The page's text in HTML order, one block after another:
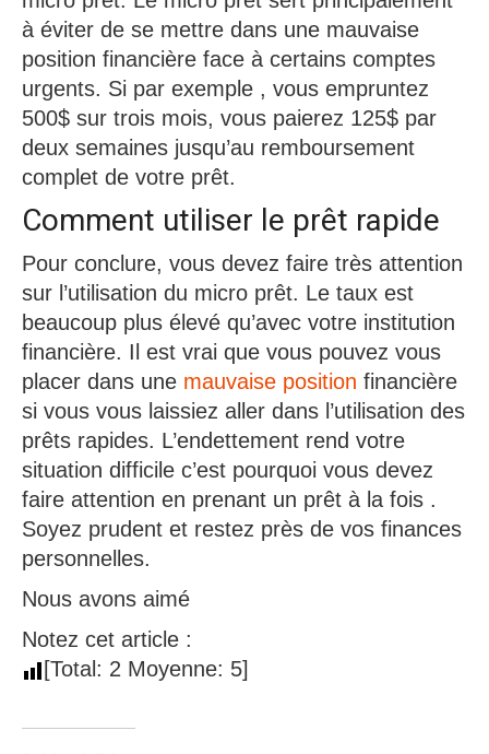
à éviter de se mettre dans une mauvaise
position financière face à certains comptes
urgents. Si par exemple , vous empruntez
500$ sur trois mois, vous paierez 125$ par
deux semaines jusqu’au remboursement
complet de votre prêt.
Comment utiliser le prêt rapide
Pour conclure, vous devez faire très attention
sur l’utilisation du micro prêt. Le taux est
beaucoup plus élevé qu’avec votre institution
financière. Il est vrai que vous pouvez vous
placer dans une mauvaise position financière
si vous vous laissiez aller dans l’utilisation des
prêts rapides. L’endettement rend votre
situation difficile c’est pourquoi vous devez
faire attention en prenant un prêt à la fois .
Soyez prudent et restez près de vos finances
personnelles.
Nous avons aimé
Notez cet article :
[Total: 2 Moyenne: 5]